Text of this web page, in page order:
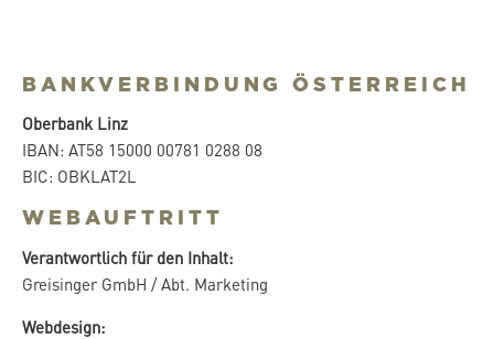
BANKVERBINDUNG ÖSTERREICH
Oberbank Linz
IBAN: AT58 15000 00781 0288 08
BIC: OBKLAT2L
WEBAUFTRITT
Verantwortlich für den Inhalt:
Greisinger GmbH / Abt. Marketing
Webdesign: